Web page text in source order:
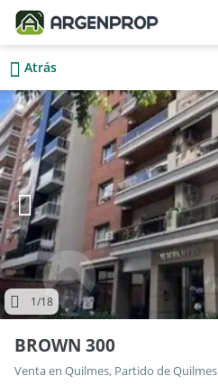
Atrás
1/18
BROWN 300
Venta en Quilmes, Partido de Quilmes